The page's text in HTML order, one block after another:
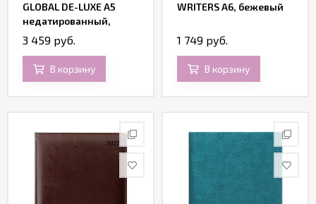
GLOBAL DE-LUXE A5
недатированный,
позолоченный срез,
3 459 руб.
В корзину
WRITERS A6, бежевый
1 749 руб.
В корзину